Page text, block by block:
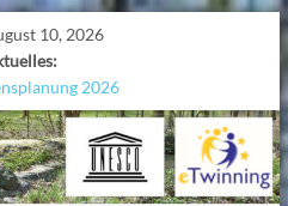
10, 2026
2026
überwinden“
bilden sich in Alicante fort